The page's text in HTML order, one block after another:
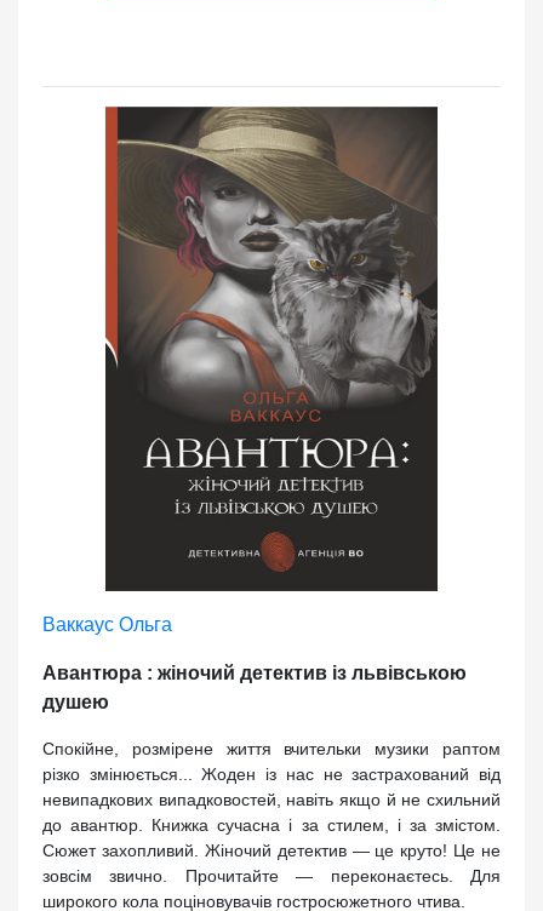
Ваккаус Ольга
Авантюра : жіночий детектив із львівською
душею
Спокійне, розмірене життя вчительки музики раптом
різко змінюється... Жоден із нас не застрахований від
невипадкових випадковостей, навіть якщо й не схильний
до авантюр. Книжка сучасна і за стилем, і за змістом.
Сюжет захопливий. Жіночий детектив — це круто! Це не
зовсім звично. Прочитайте — переконаєтесь. Для
широкого кола поціновувачів гостросюжетного чтива.